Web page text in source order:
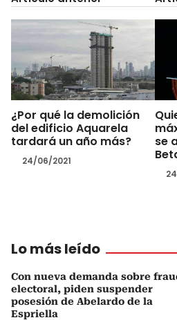
¿Por qué la demolición
del edificio Aquarela
tardará un año más?
24/06/2021
se
Lo más leído
Con nueva demanda sobre
electoral, piden suspender
posesión de Abelardo de la
Espriella